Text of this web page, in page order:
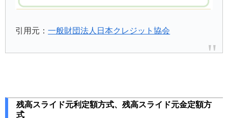
引用元：一般財団法人日本クレジット協会
残高スライド元利定額方式、残高スライド元金定額方
式